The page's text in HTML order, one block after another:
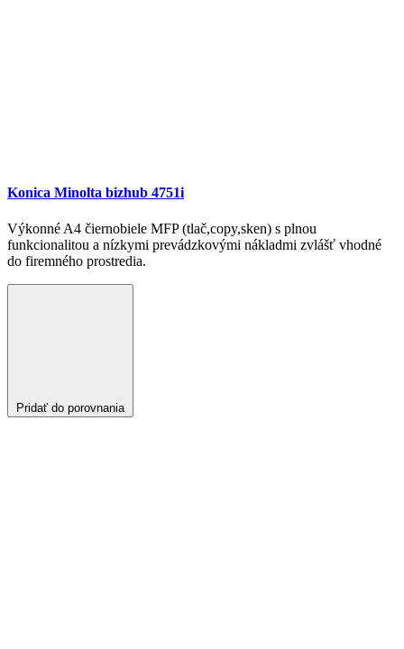
Konica Minolta bizhub 4751i
Výkonné A4 čiernobiele MFP (tlač,copy,sken) s plnou
funkcionalitou a nízkymi prevádzkovými nákladmi zvlášť vhodné
do firemného prostredia.
Pridať do porovnania